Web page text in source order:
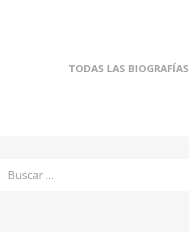
TODAS LAS BIOGRAFÍAS
Buscar